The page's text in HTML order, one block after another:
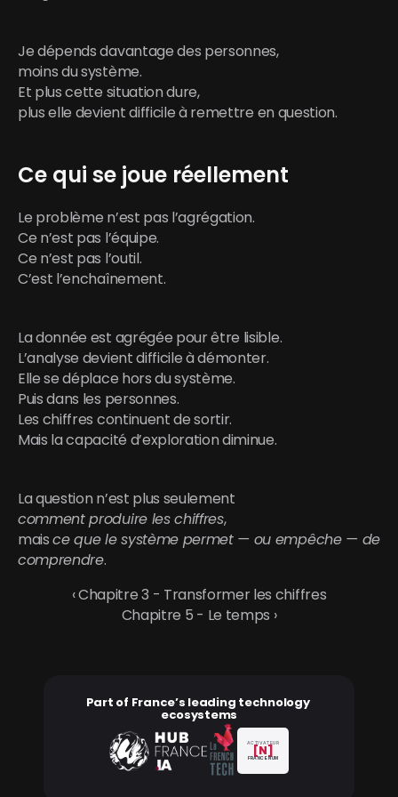
Je dépends davantage des personnes,
moins du système.
Et plus cette situation dure,
plus elle devient difficile à remettre en question.
Ce qui se joue réellement
Le problème n’est pas l’agrégation.
Ce n’est pas l’équipe.
Ce n’est pas l’outil.
C’est l’enchaînement.
La donnée est agrégée pour être lisible.
L’analyse devient difficile à démonter.
Elle se déplace hors du système.
Puis dans les personnes.
Les chiffres continuent de sortir.
Mais la capacité d’exploration diminue.
La question n’est plus seulement
comment produire les chiffres,
mais ce que le système permet — ou empêche — de
comprendre.
‹ Chapitre 3 - Transformer les chiffres
Chapitre 5 - Le temps ›
Part of France’s leading technology
ecosystems
ACTIVATEUR
[N]
FRANCE NUM